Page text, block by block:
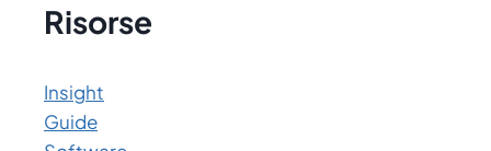
Risorse
Insight
Guide